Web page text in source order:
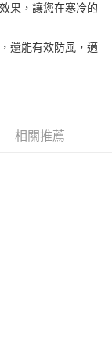
無須另外申請。
跳轉到大哥付的交易
，確認付款後即完
公司）所提供，讓
將買賣／分期付款
款。
商店將以您的個人
集、處理及利用，
更正。
，可透過四大超商／
。
要取消訂單，請聯絡
需透過AFTEE先享
示為準，若有關於
「AFTEE先享後付
home
果，讓您在寒冷的
還能有效防風，適
相關推薦